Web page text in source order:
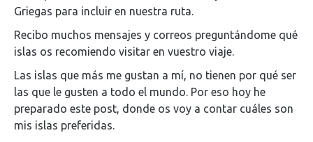
Griegas para incluir en nuestra ruta.
Recibo muchos mensajes y correos preguntándome qué
islas os recomiendo visitar en vuestro viaje.
Las islas que más me gustan a mí, no tienen por qué ser
las que le gusten a todo el mundo. Por eso hoy he
preparado este post, donde os voy a contar cuáles son
mis islas preferidas.